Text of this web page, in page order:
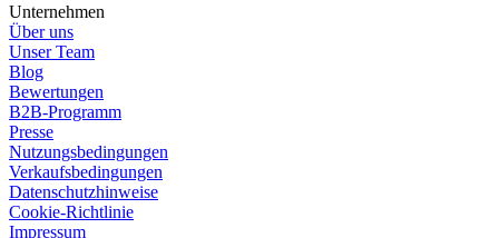
Unternehmen
Über uns
Unser Team
Blog
Bewertungen
B2B-Programm
Presse
Nutzungsbedingungen
Verkaufsbedingungen
Datenschutzhinweise
Cookie-Richtlinie
Impressum